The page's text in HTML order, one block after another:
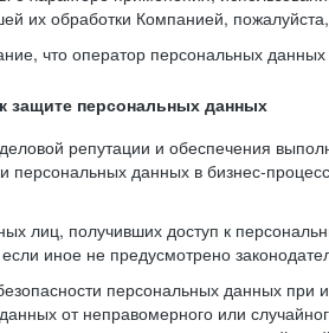
их обработки Компанией,
что оператор персональных данных
защите персональных данных
репутации и обеспечения
персональных данных в бизнес-
лиц, получивших доступ к
иное не предусмотрено
персональных данных
от неправомерного или